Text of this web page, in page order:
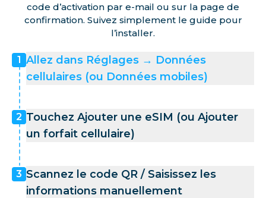
code d’activation par e-mail ou sur la page de
confirmation. Suivez simplement le guide pour
l’installer.
1 Allez dans Réglages → Données
cellulaires (ou Données mobiles)
2 Touchez Ajouter une eSIM (ou Ajouter
un forfait cellulaire)
3 Scannez le code QR / Saisissez les
informations manuellement